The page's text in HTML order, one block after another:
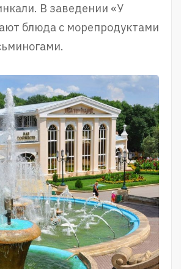
В заведении «У
блюда с морепродуктами